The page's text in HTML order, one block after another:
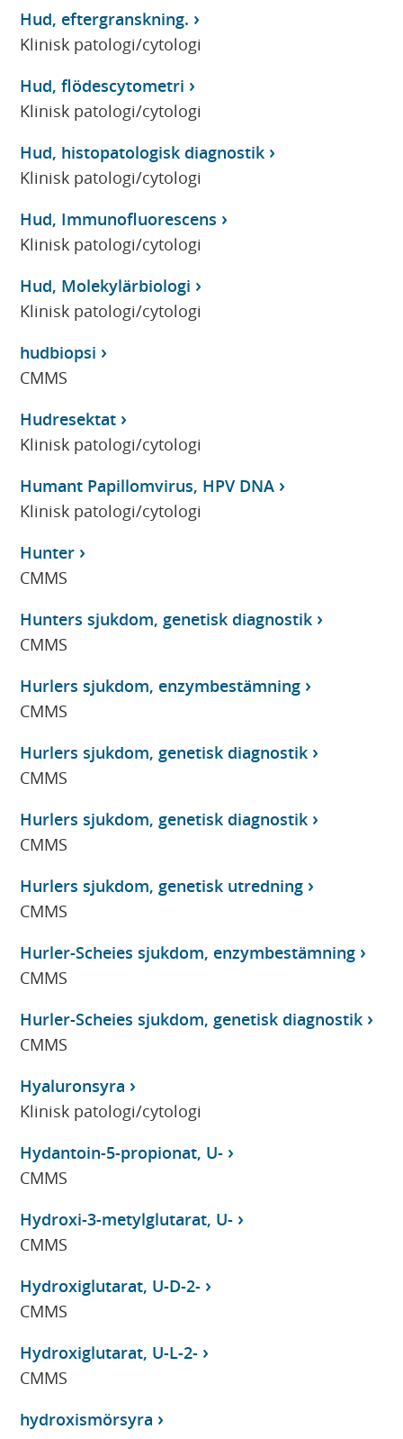
Hud, eftergranskning.
Klinisk patologi/cytologi
Hud, flödescytometri
Klinisk patologi/cytologi
Hud, histopatologisk diagnostik
Klinisk patologi/cytologi
Hud, Immunofluorescens
Klinisk patologi/cytologi
Hud, Molekylärbiologi
Klinisk patologi/cytologi
hudbiopsi
CMMS
Hudresektat
Klinisk patologi/cytologi
Humant Papillomvirus, HPV DNA
Klinisk patologi/cytologi
Hunter
CMMS
Hunters sjukdom, genetisk diagnostik
CMMS
Hurlers sjukdom, enzymbestämning
CMMS
Hurlers sjukdom, genetisk diagnostik
CMMS
Hurlers sjukdom, genetisk diagnostik
CMMS
Hurlers sjukdom, genetisk utredning
CMMS
Hurler-Scheies sjukdom, enzymbestämning
CMMS
Hurler-Scheies sjukdom, genetisk diagnostik
CMMS
Hyaluronsyra
Klinisk patologi/cytologi
Hydantoin-5-propionat, U-
CMMS
Hydroxi-3-metylglutarat, U-
CMMS
Hydroxiglutarat, U-D-2-
CMMS
Hydroxiglutarat, U-L-2-
CMMS
hydroxismörsyra